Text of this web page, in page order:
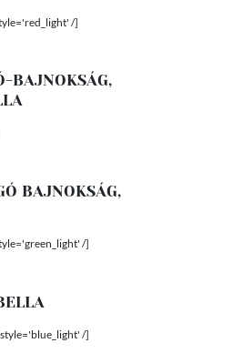
/]
BAJNOKSÁG,
BAJNOKSÁG,
/]
/]